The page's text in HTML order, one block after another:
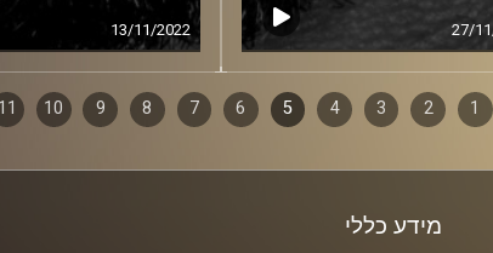
27/
13/11/2022
1
2
3
4
5
6
7
8
9
10
11
מידע כללי